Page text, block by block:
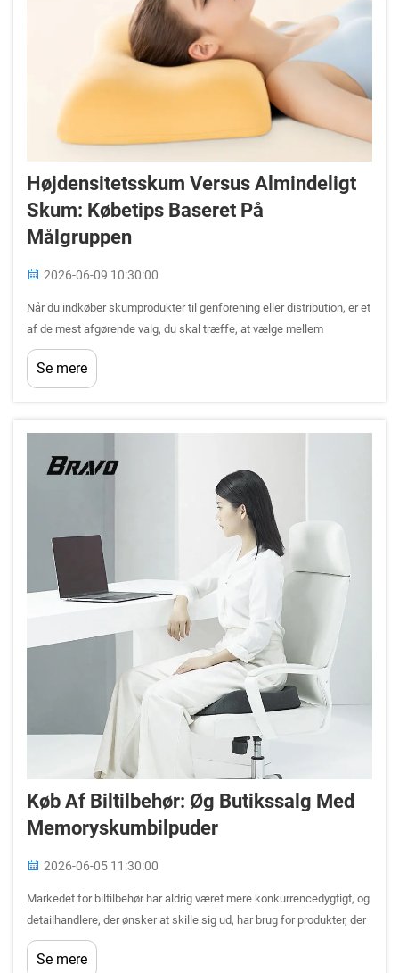
Højdensitetsskum Versus Almindeligt
Skum: Købetips Baseret På
Målgruppen
2026-06-09 10:30:00
Når du indkøber skumprodukter til genforening eller distribution, er et
af de mest afgørende valg, du skal træffe, at vælge mellem
højdensitetsskum og almindeligt skum. Dette valg handler ikke blot
om produktspecifikationer – det påvirker direkte …
Se mere
Køb Af Biltilbehør: Øg Butikssalg Med
Memoryskumbilpuder
2026-06-05 11:30:00
Markedet for biltilbehør har aldrig været mere konkurrencedygtigt, og
detailhandlere, der ønsker at skille sig ud, har brug for produkter, der
kombinerer reel brugsværdi med stærk forbrugerappel. En
hukommelsesskum-bilpude opfylder begge krav med
Se mere